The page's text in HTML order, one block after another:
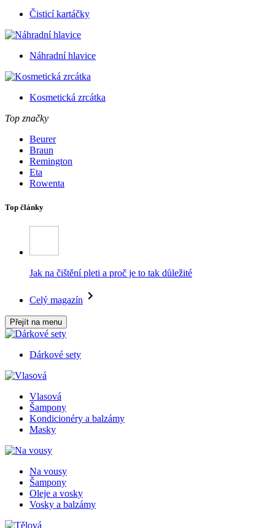
Čisticí kartáčky
Náhradní hlavice
Kosmetická zrcátka
Top značky
Beurer
Braun
Remington
Eta
Rowenta
Top články
Jak na čištění pleti a proč je to tak důležité
Celý magazín
Přejít na menu
Dárkové sety
Vlasová
Šampony
Kondicionéry a balzámy
Masky
Na vousy
Šampony
Oleje a vosky
Vosky a balzámy